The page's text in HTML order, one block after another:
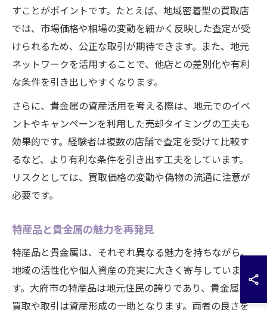
すことがポイントです。たとえば、地域密着型の買取店
では、市場価格や相場の変動を細かく反映した査定が受
けられるため、公正な取引が期待できます。また、地元
ネットワークを活用することで、他店との差別化や有利
な条件を引き出しやすくなります。
さらに、貴金属の資産活用を考える際は、地元でのイベ
ントやキャンペーンを利用した売却タイミングの工夫も
効果的です。経験者は複数の店舗で査定を受けて比較す
るなど、より有利な条件を引き出す工夫をしています。
リスクとしては、買取価格の変動や偽物の流通に注意が
必要です。
特産品と貴金属の魅力を再発見
特産品と貴金属は、それぞれ異なる魅力を持ちながら、
地域の活性化や個人資産の充実に大きく寄与していま
す。大府市の特産品は地元住民の誇りであり、貴金属の
買取や取引は資産形成の一助となります。両者の良さを